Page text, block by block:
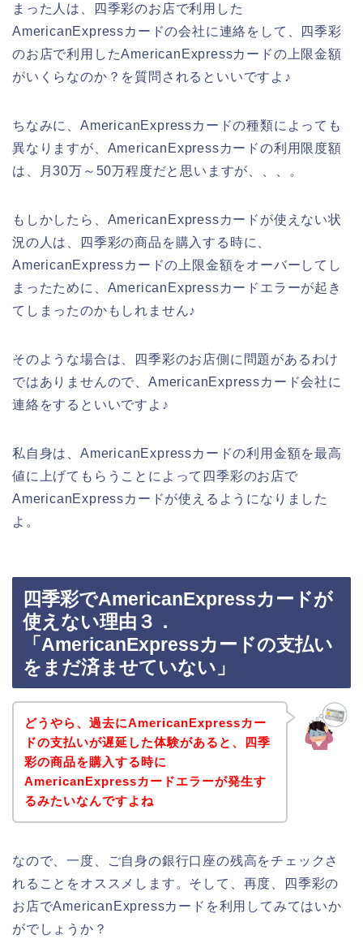
まった人は、四季彩のお店で利用した
AmericanExpressカードの会社に連絡をして、四季彩
のお店で利用したAmericanExpressカードの上限金額
がいくらなのか？を質問されるといいですよ♪
ちなみに、AmericanExpressカードの種類によっても
異なりますが、AmericanExpressカードの利用限度額
は、月30万～50万程度だと思いますが、、、。
もしかしたら、AmericanExpressカードが使えない状
況の人は、四季彩の商品を購入する時に、
AmericanExpressカードの上限金額をオーバーしてし
まったために、AmericanExpressカードエラーが起き
てしまったのかもしれません♪
そのような場合は、四季彩のお店側に問題があるわけ
ではありませんので、AmericanExpressカード会社に
連絡をするといいですよ♪
私自身は、AmericanExpressカードの利用金額を最高
値に上げてもらうことによって四季彩のお店で
AmericanExpressカードが使えるようになりました
よ。
四季彩でAmericanExpressカードが
使えない理由３．
「AmericanExpressカードの支払い
をまだ済ませていない」
どうやら、過去にAmericanExpressカー
ドの支払いが遅延した体験があると、四季
彩の商品を購入する時に
AmericanExpressカードエラーが発生す
るみたいなんですよね
なので、一度、ご自身の銀行口座の残高をチェックさ
れることをオススメします。そして、再度、四季彩の
お店でAmericanExpressカードを利用してみてはいか
がでしょうか？